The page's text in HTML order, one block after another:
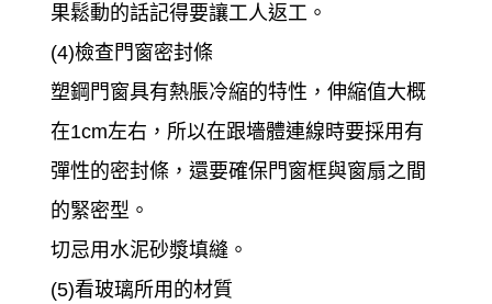
果鬆動的話記得要讓工人返工。
(4)檢查門窗密封條
塑鋼門窗具有熱脹冷縮的特性，伸縮值大概
在1cm左右，所以在跟墻體連線時要採用有
彈性的密封條，還要確保門窗框與窗扇之間
的緊密型。
切忌用水泥砂漿填縫。
(5)看玻璃所用的材質